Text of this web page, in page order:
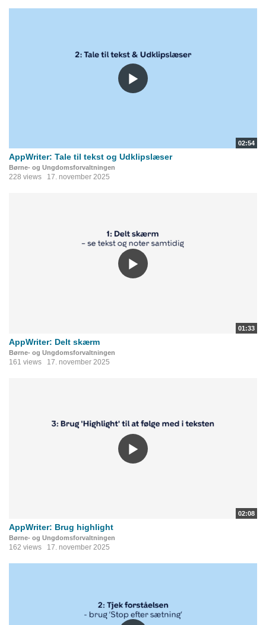
02:54
AppWriter: Tale til tekst og Udklipslæser
Børne- og Ungdomsforvaltningen
228 views 17. november 2025
01:33
AppWriter: Delt skærm
Børne- og Ungdomsforvaltningen
161 views 17. november 2025
02:08
AppWriter: Brug highlight
Børne- og Ungdomsforvaltningen
162 views 17. november 2025